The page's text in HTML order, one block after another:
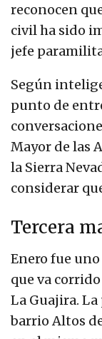
reconocen
civil ha sido
jefe
Según
punto de
Mayor de las
la Sierra
considerar
Tercera
Enero fue
que va
La Guajira.
barrio Altos